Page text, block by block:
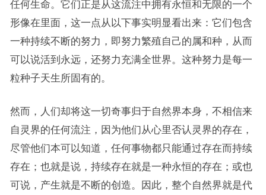
任何生命。它们正是从这流注中拥有永恒和无限的一个
形像在里面，这一点从以下事实明显看出来：它们包含
一种持续不断的努力，即努力繁殖自己的属和种，从而
可以说活到永远，还努力充满全世界。这种努力是每一
粒种子天生所固有的。
然而，人们却将这一切奇事归于自然界本身，不相信来
自灵界的任何流注，因为他们从心里否认灵界的存在，
尽管他们本可以知道，任何事物都只能通过存在而持续
存在；也就是说，持续存在就是一种永恒的存在；或也
可说，产生就是不断的创造。因此，整个自然界就是代